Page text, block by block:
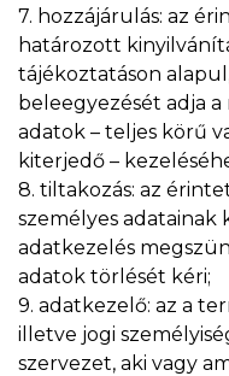
7. hozzájárulás: az
határozott
tájékoztatáson
beleegyezését adja
adatok – teljes körű
kiterjedő –
8. tiltakozás: az
személyes adatainak
adatkezelés
adatok törlését kéri;
9. adatkezelő: az a
illetve jogi
szervezet, aki vagy